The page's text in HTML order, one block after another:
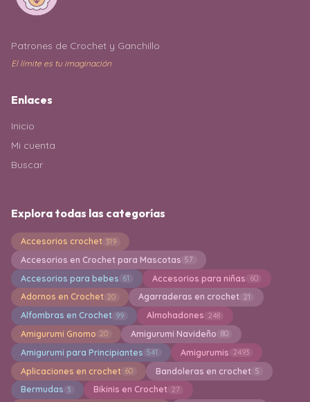
Patrones de Crochet y Ganchillo
El límite es tu imaginación
Enlaces
Inicio
Mi cuenta
Buscar
Explora todas las categorías
Accesorios crochet 319
Accesorios en Crochet para Mascotas 57
Accesorios para bebes 61 Accesorios para niñas 60
Adornos en Crochet 20 Agarraderas en crochet 21
Alfombras en Crochet 99 Almohadones 248
Amigurumi Gnomo 20 Amigurumi Navideño 80
Amigurumi para Principiantes 541 Amigurumis 2493
Aplicaciones en crochet 60 Bandoleras en crochet 5
Bermudas 3 Bikinis en Crochet 27